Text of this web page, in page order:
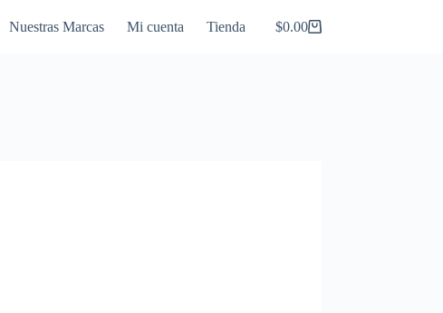
Nuestras Marcas Mi cuenta Tienda
Carro
$0.00